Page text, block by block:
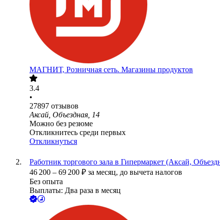
МАГНИТ, Розничная сеть. Магазины продуктов
3.4
•
27897 отзывов
Аксай, Объездная, 14
Можно без резюме
Откликнитесь среди первых
Откликнуться
Работник торгового зала в Гипермаркет (Аксай,
46 200 – 69 200 ₽ за месяц, до вычета налогов
Без опыта
Выплаты: Два раза в месяц